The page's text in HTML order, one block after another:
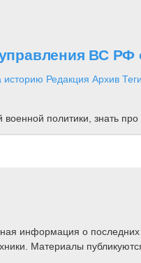
управления ВС РФ
историю Редакция Архив Теги
военной политики, знать
информация о
Материалы